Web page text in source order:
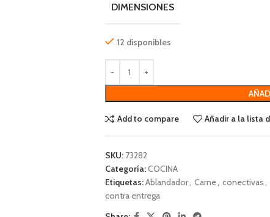
DIMENSIONES
12 disponibles
Add to compare Añadir a la lista
SKU: 73282
Categoría:COCINA
Etiquetas:Ablandador Carne conectivas
contra entrega